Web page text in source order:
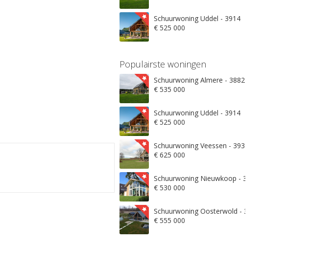
Schuurwoning Uddel - 3914
€ 525 000
Populairste woningen
Schuurwoning Almere - 3882
€ 535 000
Schuurwoning Uddel - 3914
€ 525 000
Schuurwoning Veessen - 3932
€ 625 000
Schuurwoning Nieuwkoop - 3871
€ 530 000
Schuurwoning Oosterwold - 3906
€ 555 000